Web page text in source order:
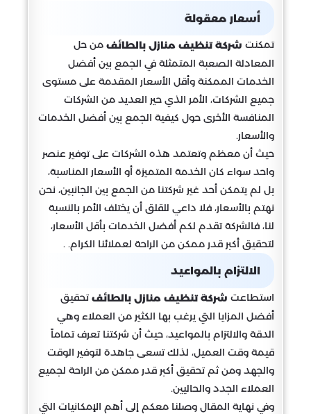
أسعار معقولة
تمكنت شركة تنظيف منازل بالطائف من حل
المعادلة الصعبة المتمثلة في الجمع بين أفضل
الخدمات الممكنة وأقل الأسعار المقدمة على مستوى
جميع الشركات، الأمر الذي حير العديد من الشركات
المنافسة الأخرى حول كيفية الجمع بين أفضل الخدمات
والأسعار.
حيث أن معظم وتعتمد هذه الشركات على توفير عنصر
واحد سواء كان الخدمة المتميزة أو الأسعار المناسبة،
بل لم يتمكن أحد غير شركتنا من الجمع بين الجانبين، نحن
نهتم بالأسعار، فلا داعي للقلق أن يختلف الأمر بالنسبة
لنا، فالشركة تقدم لكم أفضل الخدمات بأقل الأسعار،
لتحقيق أكبر قدر ممكن من الراحة لعملائنا الكرام. .
الالتزام بالمواعيد
استطاعت شركة تنظيف منازل بالطائفتحقيق
أفضل المزايا التي يرغب بها الكثير من العملاء وهي
الدقة والالتزام بالمواعيد، حيث أن شركتنا تعرف تماماً
قيمة وقت العميل، لذلك تسعى جاهدة لتوفير الوقت
والجهد ومن ثم تحقيق أكبر قدر ممكن من الراحة لجميع
العملاء الجدد والحاليين.
وفي نهاية المقال وصلنا معكم إلى أهم الإمكانيات التي